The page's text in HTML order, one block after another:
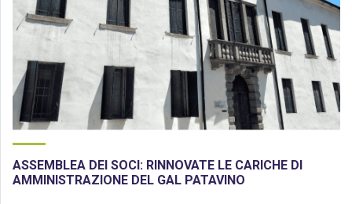
ASSEMBLEA DEI SOCI: RINNOVATE LE CARICHE DI
AMMINISTRAZIONE DEL GAL PATAVINO